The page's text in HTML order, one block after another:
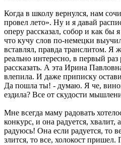
Когда в школу вернулся, нам
провел лето». Ну и я давай
оперу рассказал, собор и как бы
что кучу слов по-немецки
вставлял, правда транслитом. Я
реально интересно, в первый раз
рассказать. А эта Ирина
влепила. И даже приписку
Да пошла ты! - думаю. Я че,
ездила? Все от скудости
Мне всегда маму радовать
конкурс, и она радуется, хвалит,
радуюсь! Она если радуется, то
злится, то все, холокост